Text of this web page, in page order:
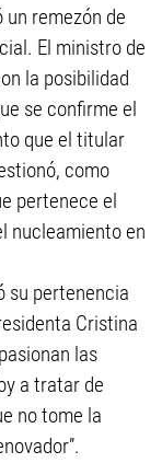
remezón de
El ministro de
la posibilidad
se confirme el
que el titular
como
pertenece el
nucleamiento en
su pertenencia
Cristina
las
a tratar de
no tome la